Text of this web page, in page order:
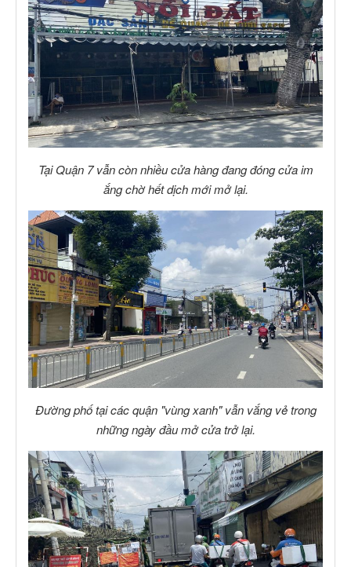
Tại Quận 7 vẫn còn nhiều cửa hàng đang đóng cửa im
ắng chờ hết dịch mới mở lại.
Đường phố tại các quận "vùng xanh" vẫn vắng vẻ trong
những ngày đầu mở cửa trở lại.